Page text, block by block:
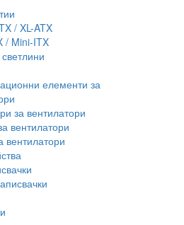
/ XL-ATX
/ Mini-ITX
елементи за
за вентилатори
вентилатори
вентилатори